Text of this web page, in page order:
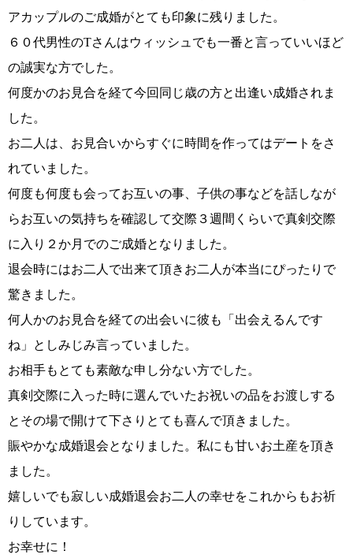
ご来店WEB予約 婚活キャンペーン
お問い合わせ
鹿児島店 佐世保店
アカップルのご成婚がとても印象に残りました。
６０代男性のTさんはウィッシュでも一番と言っていいほど
の誠実な方でした。
何度かのお見合を経て今回同じ歳の方と出逢い成婚されま
した。
お二人は、お見合いからすぐに時間を作ってはデートをさ
れていました。
何度も何度も会ってお互いの事、子供の事などを話しなが
らお互いの気持ちを確認して交際３週間くらいで真剣交際
に入り２か月でのご成婚となりました。
退会時にはお二人で出来て頂きお二人が本当にぴったりで
驚きました。
何人かのお見合を経ての出会いに彼も「出会えるんです
ね」としみじみ言っていました。
お相手もとても素敵な申し分ない方でした。
真剣交際に入った時に選んでいたお祝いの品をお渡しする
とその場で開けて下さりとても喜んで頂きました。
賑やかな成婚退会となりました。私にも甘いお土産を頂き
ました。
嬉しいでも寂しい成婚退会お二人の幸せをこれからもお祈
りしています。
お幸せに！